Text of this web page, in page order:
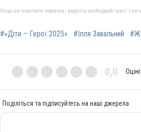
Якщо ви помітили помилку, виділіть необхідний текст і
#«Діти – Герої 2025» #Ілля Завальний
0,0
Поділіться та підписуйтесь на наші джерела